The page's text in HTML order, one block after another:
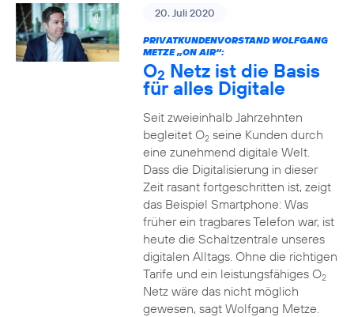
20. Juli 2020
PRIVATKUNDENVORSTAND WOLFGANG
METZE „ON AIR“:
O2 Netz ist die Basis
für alles Digitale
Seit zweieinhalb Jahrzehnten
begleitet O2seine Kunden durch
eine zunehmend digitale Welt.
Dass die Digitalisierung in dieser
Zeit rasant fortgeschritten ist, zeigt
das Beispiel Smartphone: Was
früher ein tragbares Telefon war, ist
heute die Schaltzentrale unseres
digitalen Alltags. Ohne die richtigen
Tarife und ein leistungsfähiges O2
Netz wäre das nicht möglich
gewesen, sagt Wolfgang Metze.